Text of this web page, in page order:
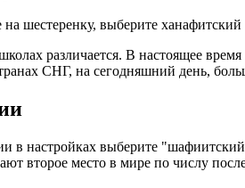
шестеренку, выберите
различается. В настоящее
СНГ, на сегодняшний день,
настройках выберите
второе место в мире по числу